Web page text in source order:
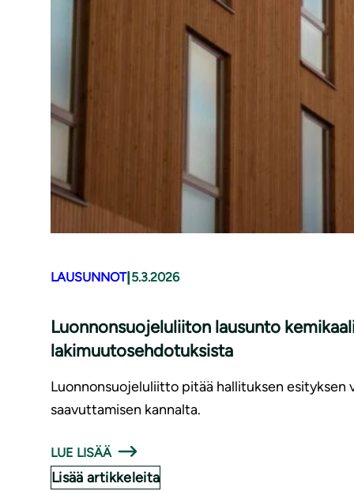
LAUSUNNOT| 5.3.2026
Luonnonsuojeluliiton lausunto
lakimuutosehdotuksista
Luonnonsuojeluliitto pitää hallituksen
saavuttamisen kannalta.
LUE LISÄÄ
Lisää artikkeleita